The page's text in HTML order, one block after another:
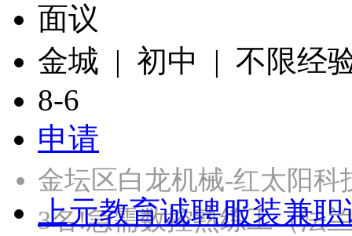
面议
金城 | 初中 | 不限经
8-6
申请
金坛区白龙机械-红太阳
3名!急需数控熟练工（法
上元教育诚聘服装兼职